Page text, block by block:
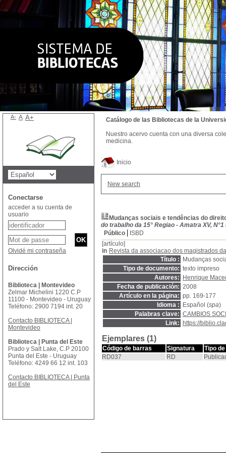
Inicio
New search
Mudanças sociais e tendências do
do trabalho da 15° Regiao - Amatra XV, N°1
Público
ISBD
[artículo]
in Revista da associacao dos magistrados
Título :
Mudanças
Tipo de documento: texto impreso
Autores:
Henrique
Fecha de publicación: 2008
Artículo en la página: pp. 169-177
Idioma :
Español (spa)
Palabras clave: CAMBIOS
Link:
https://
Ejemplares (1)
Código de barras Signatura
Tipo
RD037
RD
Catálogo de las Bibliotecas de la
Nuestro acervo cuenta con una diversa
medicina.
A- A A+
Conectarse
acceder a su cuenta de
usuario
Olvidé mi contraseña
Dirección
Biblioteca | Montevideo
Zelmar Michelini 1220 C.P
11100 - Montevideo - Uruguay
Teléfono: 2900 7194 int. 20
Contacto BIBLIOTECA |
Montevideo
Biblioteca | Punta del Este
Prado y Salt Lake, C.P 20100
Punta del Este - Uruguay
Teléfono: 4249 66 12 int. 103
Contacto BIBLIOTECA | Punta
del Este